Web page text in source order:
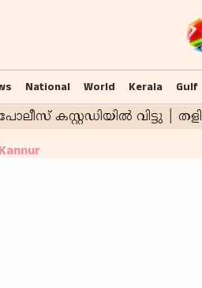
National World Kerala Gulf
Kannur